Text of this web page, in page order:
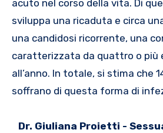
acuto nel corso della vita. Di
sviluppa una ricaduta e circa
una candidosi ricorrente, una
caratterizzata da quattro o più
all’anno. In totale, si stima che
soffrano di questa forma di
Dr. Giuliana Proietti -